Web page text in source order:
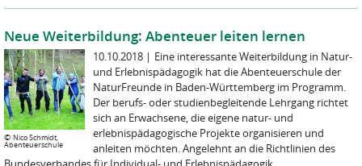
Neue Weiterbildung: Abenteuer leiten lernen
© Nico Schmidt,
Abenteuerschule
10.10.2018 | Eine interessante Weiterbildung in Natur-
und Erlebnispädagogik hat die Abenteuerschule der
NaturFreunde in Baden-Württemberg im Programm.
Der berufs- oder studienbegleitende Lehrgang richtet
sich an Erwachsene, die eigene natur- und
erlebnispädagogische Projekte organisieren und
anleiten möchten. Angelehnt an die Richtlinien des